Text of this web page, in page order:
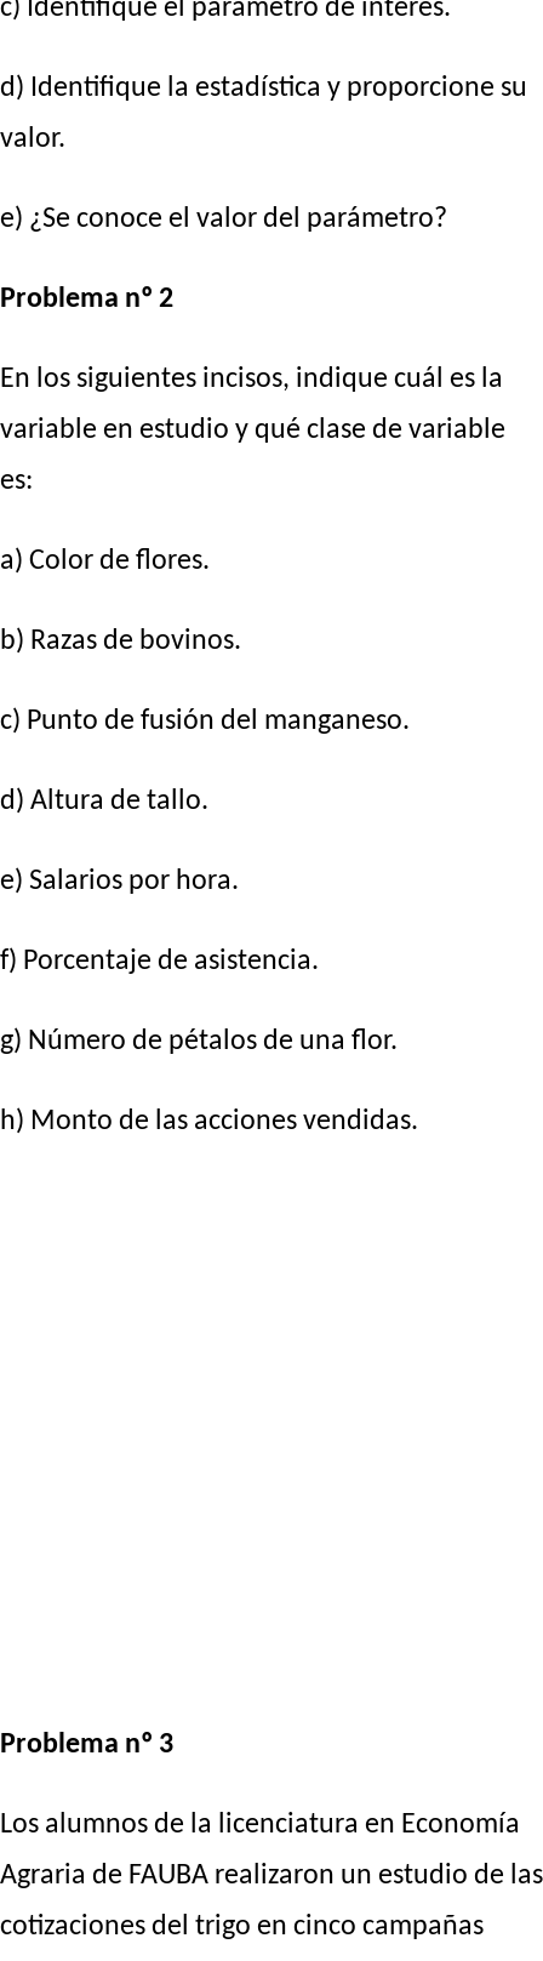
c) Identifique el parámetro de interés.
d) Identifique la estadística y proporcione su
valor.
e) ¿Se conoce el valor del parámetro?
Problema nº 2
En los siguientes incisos, indique cuál es la
variable en estudio y qué clase de variable
es:
a) Color de flores.
b) Razas de bovinos.
c) Punto de fusión del manganeso.
d) Altura de tallo.
e) Salarios por hora.
f) Porcentaje de asistencia.
g) Número de pétalos de una flor.
h) Monto de las acciones vendidas.
Problema nº 3
Los alumnos de la licenciatura en Economía
Agraria de FAUBA realizaron un estudio de las
cotizaciones del trigo en cinco campañas